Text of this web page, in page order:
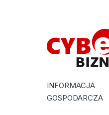
INFORMACJA
GOSPODARCZA